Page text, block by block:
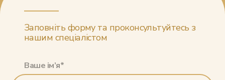
Заповніть форму та проконсультуйтесь з
нашим спеціалістом
Ваше ім’я*